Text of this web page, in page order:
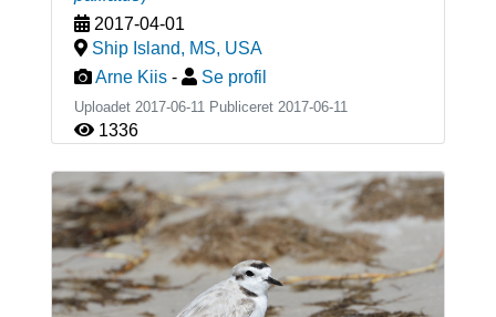
2017-04-01
Ship Island, MS, USA
Arne Kiis - Se profil
Uploadet 2017-06-11 Publiceret 2017-06-11
1336